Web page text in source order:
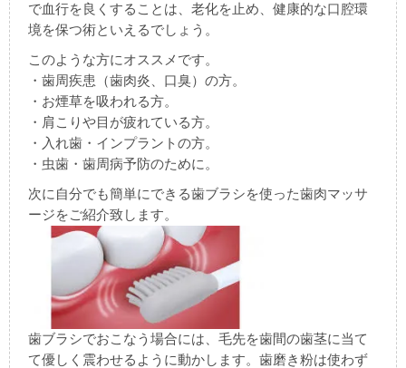
で血行を良くすることは、老化を止め、健康的な口腔環
境を保つ術といえるでしょう。
このような方にオススメです。
・歯周疾患（歯肉炎、口臭）の方。
・お煙草を吸われる方。
・肩こりや目が疲れている方。
・入れ歯・インプラントの方。
・虫歯・歯周病予防のために。
次に自分でも簡単にできる歯ブラシを使った歯肉マッサ
ージをご紹介致します。
歯ブラシでおこなう場合には、毛先を歯間の歯茎に当て
て優しく震わせるように動かします。歯磨き粉は使わず